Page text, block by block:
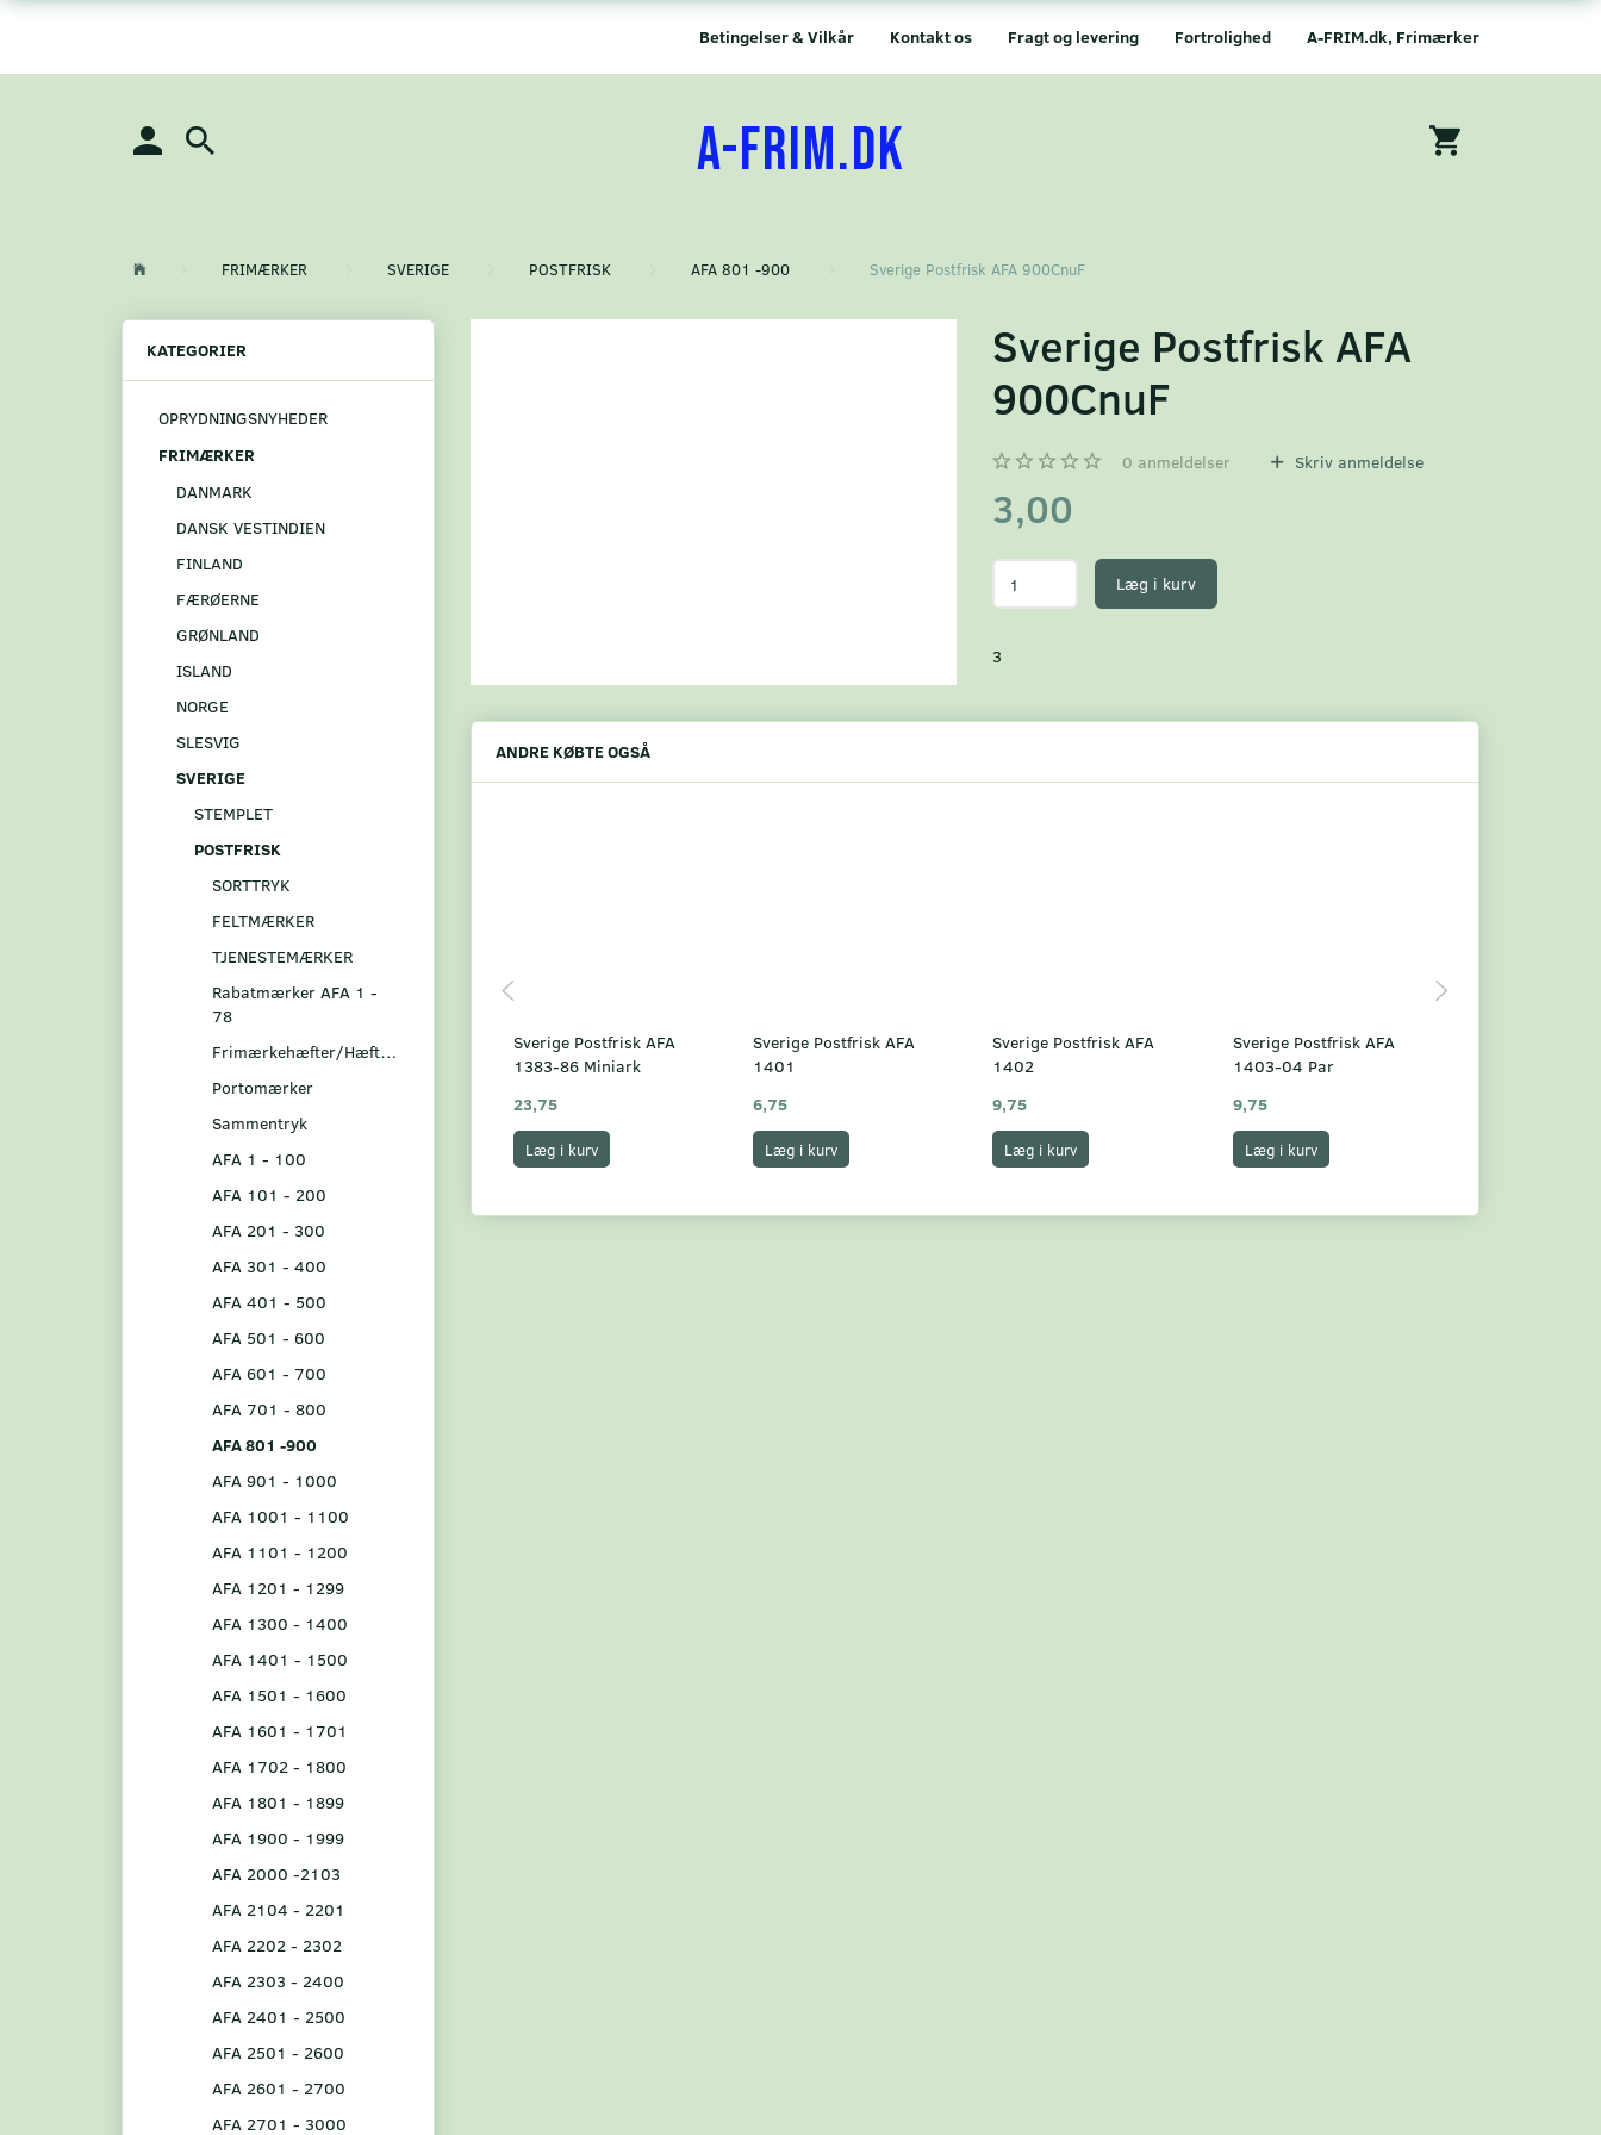
A-FRIM.dk, Frimærker
Fortrolighed
Fragt og levering
Kontakt os
Betingelser & Vilkår
A-FRIM.DK
FRIMÆRKER SVERIGE POSTFRISK AFA 801 -900 Sverige Postfrisk AFA 900CnuF
KATEGORIER
OPRYDNINGSNYHEDER
FRIMÆRKER
DANMARK
DANSK VESTINDIEN
FINLAND
FÆRØERNE
GRØNLAND
ISLAND
NORGE
SLESVIG
SVERIGE
STEMPLET
POSTFRISK
SORTTRYK
FELTMÆRKER
TJENESTEMÆRKER
Rabatmærker AFA 1 -
78
Frimærkehæfter/Hæftesammentryk
Portomærker
Sammentryk
AFA 1 - 100
AFA 101 - 200
AFA 201 - 300
AFA 301 - 400
AFA 401 - 500
AFA 501 - 600
AFA 601 - 700
AFA 701 - 800
AFA 801 -900
AFA 901 - 1000
AFA 1001 - 1100
AFA 1101 - 1200
AFA 1201 - 1299
AFA 1300 - 1400
AFA 1401 - 1500
AFA 1501 - 1600
AFA 1601 - 1701
AFA 1702 - 1800
AFA 1801 - 1899
AFA 1900 - 1999
AFA 2000 -2103
AFA 2104 - 2201
AFA 2202 - 2302
AFA 2303 - 2400
AFA 2401 - 2500
AFA 2501 - 2600
AFA 2601 - 2700
AFA 2701 - 3000
Sverige Postfrisk AFA
900CnuF
0 anmeldelser Skriv anmeldelse
3,00
Læg i kurv
3
ANDRE KØBTE OGSÅ
Sverige Postfrisk AFA
1383-86 Miniark
23,75
Læg i kurv
Sverige Postfrisk AFA
1401
6,75
Læg i kurv
Sverige Postfrisk AFA
1402
9,75
Læg i kurv
Sverige Postfrisk AFA
1403-04 Par
9,75
Læg i kurv